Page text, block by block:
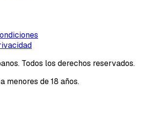
Todos los derechos reservados.
menores de 18 años.